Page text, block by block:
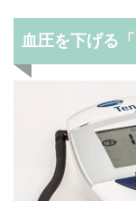
血圧を下げる「